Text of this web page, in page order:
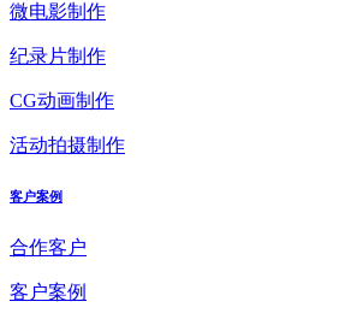
微电影制作
纪录片制作
CG动画制作
活动拍摄制作
客户案例
合作客户
客户案例